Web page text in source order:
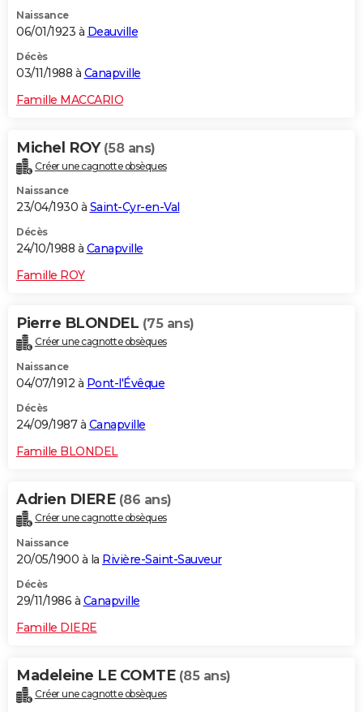
Naissance
06/01/1923 à Deauville
Décès
03/11/1988 à Canapville
Famille MACCARIO
Michel ROY (58 ans)
Créer une cagnotte obsèques
Naissance
23/04/1930 à Saint-Cyr-en-Val
Décès
24/10/1988 à Canapville
Famille ROY
Pierre BLONDEL (75 ans)
Créer une cagnotte obsèques
Naissance
04/07/1912 à Pont-l'Évêque
Décès
24/09/1987 à Canapville
Famille BLONDEL
Adrien DIERE (86 ans)
Créer une cagnotte obsèques
Naissance
20/05/1900 à la Rivière-Saint-Sauveur
Décès
29/11/1986 à Canapville
Famille DIERE
Madeleine LE COMTE (85 ans)
Créer une cagnotte obsèques